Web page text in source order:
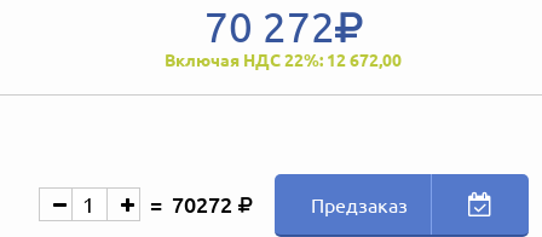
70 272
Включая НДС 22%: 12 672,00
70272 Предзаказ